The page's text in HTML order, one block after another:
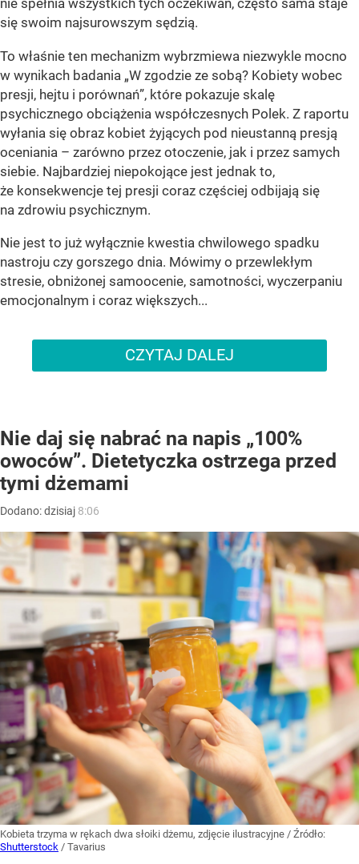
nie spełnia wszystkich tych oczekiwań, często sama staje
się swoim najsurowszym sędzią.
To właśnie ten mechanizm wybrzmiewa niezwykle mocno
w wynikach badania „W zgodzie ze sobą? Kobiety wobec
presji, hejtu i porównań”, które pokazuje skalę
psychicznego obciążenia współczesnych Polek. Z raportu
wyłania się obraz kobiet żyjących pod nieustanną presją
oceniania – zarówno przez otoczenie, jak i przez samych
siebie. Najbardziej niepokojące jest jednak to,
że konsekwencje tej presji coraz częściej odbijają się
na zdrowiu psychicznym.
Nie jest to już wyłącznie kwestia chwilowego spadku
nastroju czy gorszego dnia. Mówimy o przewlekłym
stresie, obniżonej samoocenie, samotności, wyczerpaniu
emocjonalnym i coraz większych...
CZYTAJ DALEJ
Nie daj się nabrać na napis „100%
owoców”. Dietetyczka ostrzega przed
tymi dżemami
Dodano:dzisiaj 8:06
Kobieta trzyma w rękach dwa słoiki dżemu, zdjęcie ilustracyjne / Źródło:
Shutterstock / Tavarius